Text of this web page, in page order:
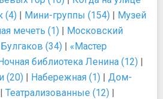
(4) | Мини-группы (154) | Музей
мечеть (1) | Московский
Булгаков (34) | «Мастер
библиотека Ленина (12) |
(20) | Набережная (1) | Дом-
| Театрализованные (12) |